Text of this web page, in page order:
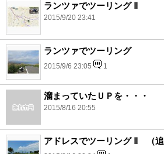
ランツァでツーリング Ⅱ
2015/9/20 23:41
ランツァでツーリング
2015/9/6 23:05 1
溜まっていたＵＰを・・・
2015/8/16 20:55
アドレスでツーリング Ⅱ （